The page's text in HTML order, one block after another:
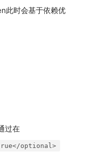
此时会基于依赖优
过在
optional>